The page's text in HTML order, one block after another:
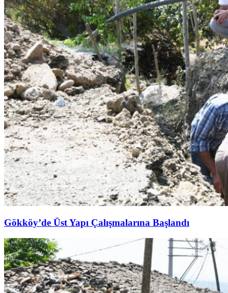
Gökköy’de Üst Yapı Çalışmalarına Başlandı